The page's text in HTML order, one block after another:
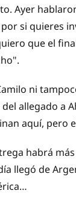
Ayer
si quieres
que el
ni
allegado a
aquí, pero
habrá
llegó de